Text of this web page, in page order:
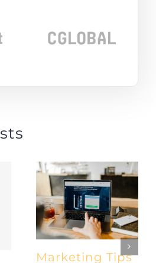
Marketing Tips